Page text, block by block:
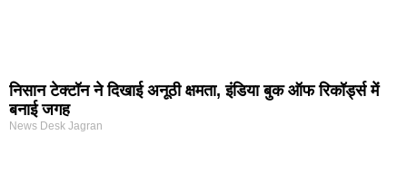
निसान टेक्टॉन ने दिखाई अनूठी क्षमता, इंडिया बुक ऑफ रिकॉर्ड्स में
बनाई जगह
News Desk Jagran